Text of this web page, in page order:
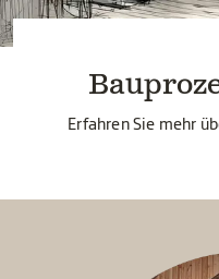
Erfahren Sie mehr